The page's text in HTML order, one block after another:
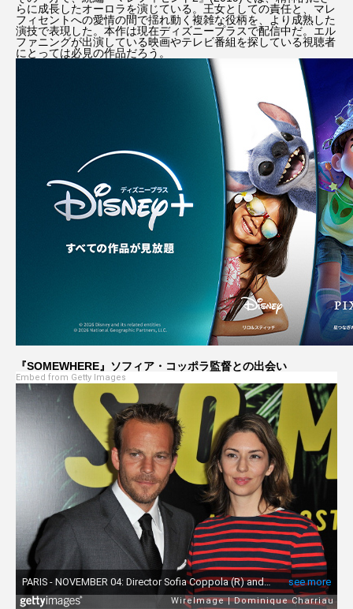
らに成長したオーロラを演じている。王女としての責任と、マレ
フィセントへの愛情の間で揺れ動く複雑な役柄を、より成熟した
演技で表現した。本作は現在ディズニープラスで配信中だ。エル
ファニングが出演している映画やテレビ番組を探している視聴者
にとっては必見の作品だろう。
『SOMEWHERE』ソフィア・コッポラ監督との出会い
Embed from Getty Images